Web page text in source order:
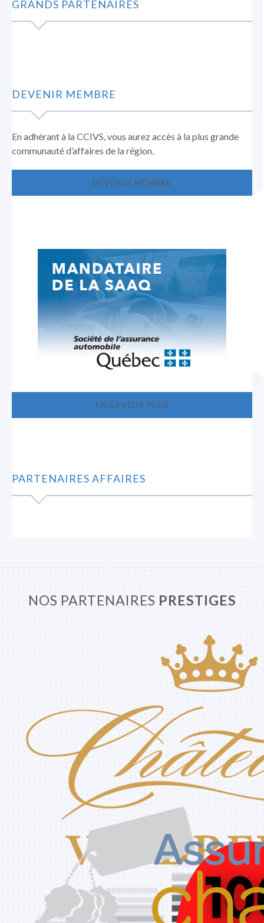
GRANDS PARTENAIRES
DEVENIR MEMBRE
En adhérant à la CCIVS, vous aurez accès à la plus grande
communauté d’affaires de la région.
DEVENIR MEMBRE
EN SAVOIR PLUS
PARTENAIRES AFFAIRES
NOS PARTENAIRES PRESTIGES